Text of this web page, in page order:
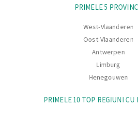
PRIMELE 5
West-Vlaanderen
Oost-Vlaanderen
Antwerpen
Limburg
Henegouwen
PRIMELE 10 TOP REGIUNI CU